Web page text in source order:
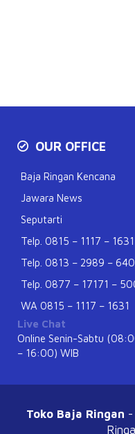
OUR OFFICE
Baja Ringan Kencana
Jawara News
Seputarti
Telp. 0815 – 1117 – 1631
Telp. 0813 – 2989 –
Telp. 0877 – 17171 –
WA 0815 – 1117 – 1631
Live Chat
Online Senin-Sabtu
– 16:00) WIB
Toko Baja Ringan -